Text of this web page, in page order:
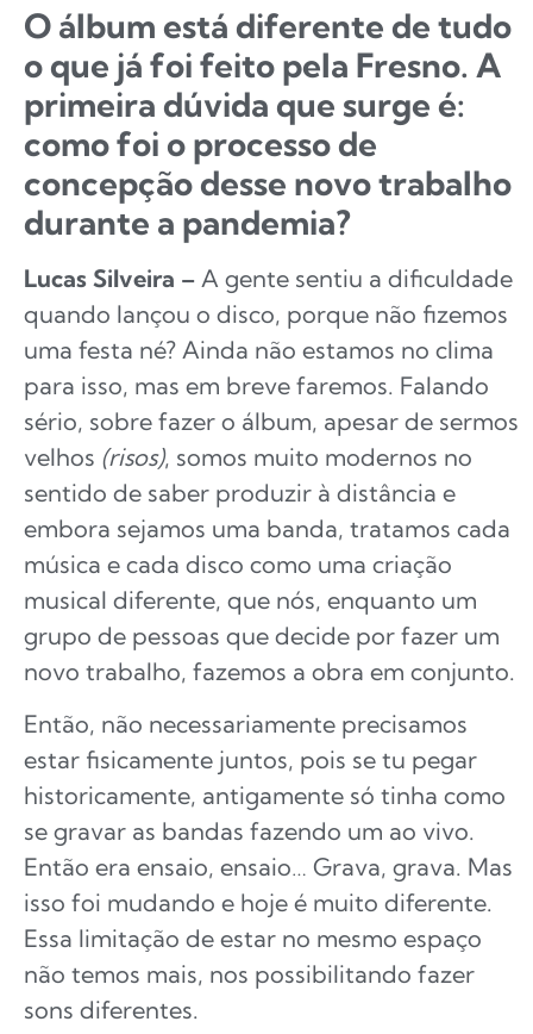
O álbum está diferente de tudo
o que já foi feito pela Fresno. A
primeira dúvida que surge é:
como foi o processo de
concepção desse novo trabalho
durante a pandemia?
Lucas Silveira – A gente sentiu a dificuldade
quando lançou o disco, porque não fizemos
uma festa né? Ainda não estamos no clima
para isso, mas em breve faremos. Falando
sério, sobre fazer o álbum, apesar de sermos
velhos (risos), somos muito modernos no
sentido de saber produzir à distância e
embora sejamos uma banda, tratamos cada
música e cada disco como uma criação
musical diferente, que nós, enquanto um
grupo de pessoas que decide por fazer um
novo trabalho, fazemos a obra em conjunto.
Então, não necessariamente precisamos
estar fisicamente juntos, pois se tu pegar
historicamente, antigamente só tinha como
se gravar as bandas fazendo um ao vivo.
Então era ensaio, ensaio… Grava, grava. Mas
isso foi mudando e hoje é muito diferente.
Essa limitação de estar no mesmo espaço
não temos mais, nos possibilitando fazer
sons diferentes.